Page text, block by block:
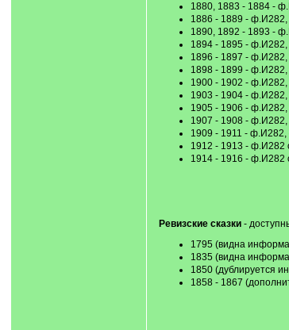
1880, 1883 - 1884 -
1886 - 1889 - ф.И282,
1890, 1892 - 1893 -
1894 - 1895 - ф.И282,
1896 - 1897 - ф.И282,
1898 - 1899 - ф.И282,
1900 - 1902 - ф.И282,
1903 - 1904 - ф.И282,
1905 - 1906 - ф.И282,
1907 - 1908 - ф.И282,
1909 - 1911 - ф.И282,
1912 - 1913 - ф.И282
1914 - 1916 - ф.И282
Ревизские сказки-
1795 (видна
1835 (видна
1850 (дублируется
1858 - 1867